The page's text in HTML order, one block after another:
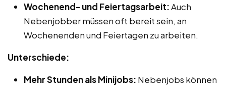
Wochenend- und Feiertagsarbeit:Auch
Nebenjobber müssen oft bereit sein, an
Wochenenden und Feiertagen zu arbeiten.
Unterschiede:
Mehr Stunden als Minijobs: Nebenjobs können